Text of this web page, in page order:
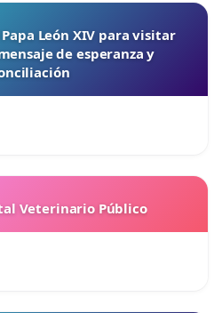
León XIV para visitar
de esperanza y
Veterinario Público